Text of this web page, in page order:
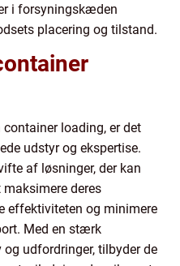
i forsyningskæden
placering og tilstand.
loading, er det
udstyr og ekspertise.
af løsninger, der kan
deres
effektiviteten og minimere
Med en stærk
udfordringer, tilbyder de